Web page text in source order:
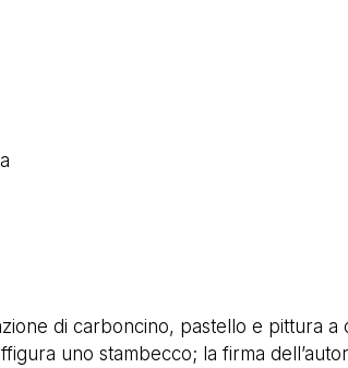
di carboncino, pastello e pittura
uno stambecco; la firma